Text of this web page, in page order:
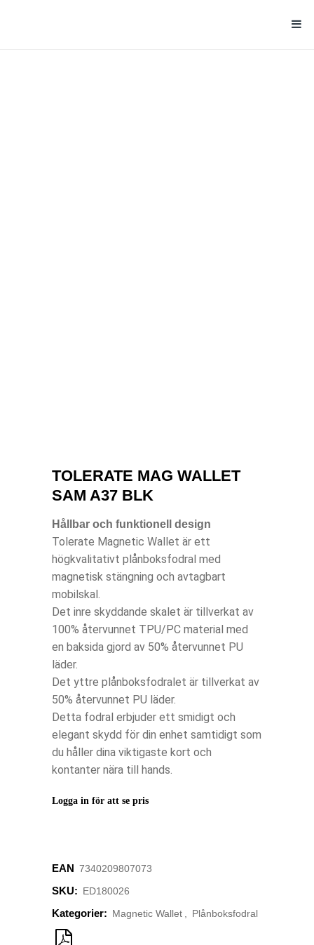
TOLERATE MAG WALLET
SAM A37 BLK
Hållbar och funktionell design
Tolerate Magnetic Wallet är ett
högkvalitativt plånboksfodral med
magnetisk stängning och avtagbart
mobilskal.
Det inre skyddande skalet är tillverkat av
100% återvunnet TPU/PC material med
en baksida gjord av 50% återvunnet PU
läder.
Det yttre plånboksfodralet är tillverkat av
50% återvunnet PU läder.
Detta fodral erbjuder ett smidigt och
elegant skydd för din enhet samtidigt som
du håller dina viktigaste kort och
kontanter nära till hands.
Logga in för att se pris
EAN ‌‌‌‌‌‌7340209807073
SKU: ED180026
Kategorier: Magnetic Wallet , Plånboksfodral